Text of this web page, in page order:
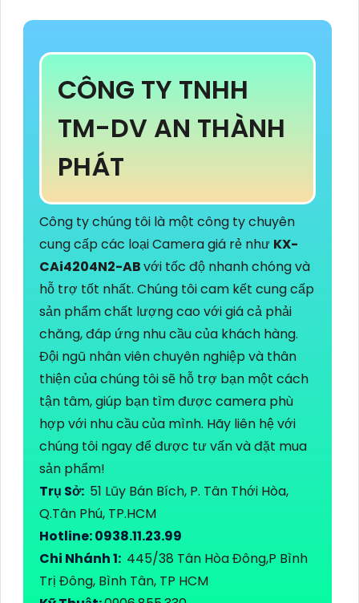
CÔNG TY TNHH
TM-DV AN THÀNH
PHÁT
Công ty chúng tôi là một công ty chuyên
cung cấp các loại Camera giá rẻ như KX-
CAi4204N2-ABvới tốc độ nhanh chóng và
hỗ trợ tốt nhất. Chúng tôi cam kết cung cấp
sản phẩm chất lượng cao với giá cả phải
chăng, đáp ứng nhu cầu của khách hàng.
Đội ngũ nhân viên chuyên nghiệp và thân
thiện của chúng tôi sẽ hỗ trợ bạn một cách
tận tâm, giúp bạn tìm được camera phù
hợp với nhu cầu của mình. Hãy liên hệ với
chúng tôi ngay để được tư vấn và đặt mua
sản phẩm!
Trụ Sở: 51 Lũy Bán Bích, P. Tân Thới Hòa,
Q.Tân Phú, TP.HCM
Hotline: 0938.11.23.99
Chi Nhánh 1: 445/38 Tân Hòa Đông,P Bình
Trị Đông, Bình Tân, TP HCM